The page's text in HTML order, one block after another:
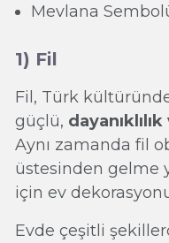
Mevlana
1) Fil
Fil, Türk
güçlü,
Aynı zamanda fil
üstesinden gelme
için ev
Evde çeşitli